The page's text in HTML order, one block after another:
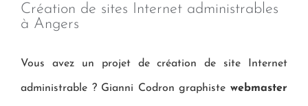
Création de sites Internet administrables
à Angers
Vous avez un projet de création de site Internet
administrable ? Gianni Codron graphiste webmaster